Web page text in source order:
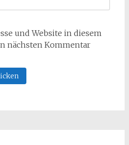
und Website in diesem
nächsten Kommentar